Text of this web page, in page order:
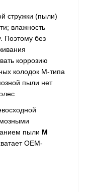
стружки (пыли)
влажность
Поэтому без
коррозию
колодок М-типа
пыли нет
пыли M
OEM-